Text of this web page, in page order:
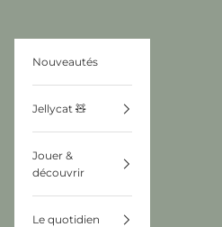
Nouveautés
Jellycat 🧸
Jouer &
découvrir
Le quotidien